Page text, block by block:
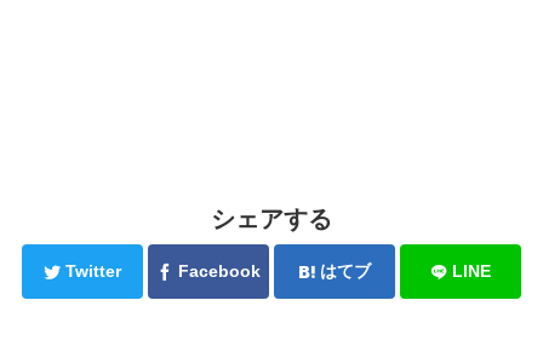
シェアする
Twitter Facebook はてブ LINE